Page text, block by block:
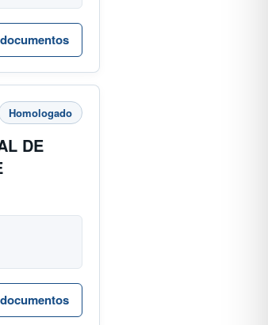
Homologado
DE